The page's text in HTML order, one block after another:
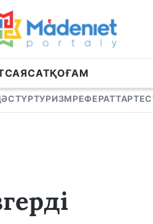
САЯСАТҚОҒАМ
ТУРИЗМРЕФЕРАТТАР